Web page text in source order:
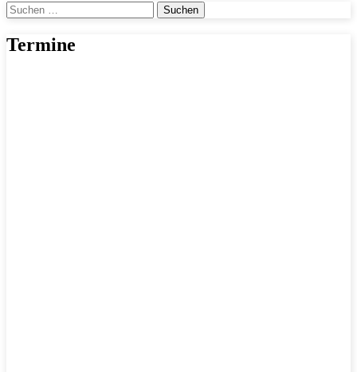
Suchen
nach:
Termine